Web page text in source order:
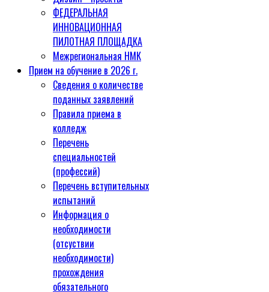
ФЕДЕРАЛЬНАЯ
ИННОВАЦИОННАЯ
ПИЛОТНАЯ ПЛОЩАДКА
Межрегиональная НМК
Прием на обучение в 2026 г.
Сведения о количестве
поданных заявлений
Правила приема в
колледж
Перечень
специальностей
(профессий)
Перечень вступительных
испытаний
Информация о
необходимости
(отсуствии
необходимости)
прохождения
обязательного